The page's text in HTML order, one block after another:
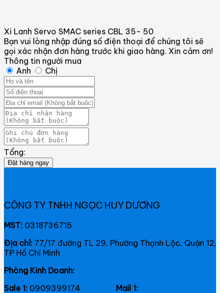
Xi Lanh Servo SMAC series CBL 35- 50
Bạn vui lòng nhập đúng số điện thoại để chúng tôi sẽ
gọi xác nhận đơn hàng trước khi giao hàng. Xin cảm ơn!
Thông tin người mua
Anh
Chị
Tổng:
Đặt hàng ngay
CÔNG TY TNHH NGỌC HUY DƯƠNG
MST: 0318736715
Địa chỉ: 77/17 đường TL 29, Phường Thạnh Lộc, Quận 12,
TP Hồ Chí Minh
Phòng Kinh Doanh:
Sale 1: 0909399174 Mail 1: